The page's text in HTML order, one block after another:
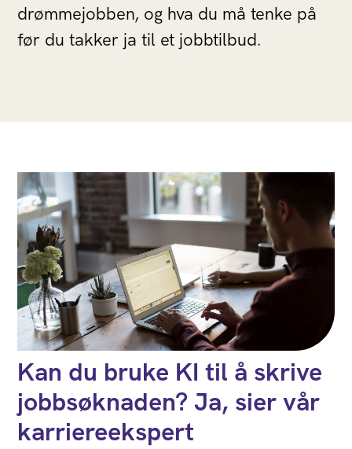
drømmejobben, og hva du må tenke på
før du takker ja til et jobbtilbud.
Kan du bruke KI til å skrive
jobbsøknaden? Ja, sier vår
karriereekspert